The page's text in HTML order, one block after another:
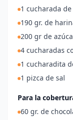
1 cucharada
190 gr. de
200 gr de
4 cucharadas
1 cucharadita
1 pizca de sal
Para la
60 gr. de